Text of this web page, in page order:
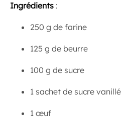
Ingrédients :
250 g de farine
125 g de beurre
100 g de sucre
1 sachet de sucre vanillé
1 œuf